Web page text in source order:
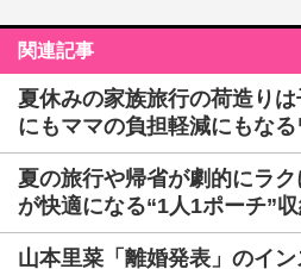
関連記事
夏休みの家族旅行の荷造り
にもママの負担軽減にもなる
夏の旅行や帰省が劇的にラ
が快適になる“1人1ポーチ”
山本里菜「離婚発表」のイ